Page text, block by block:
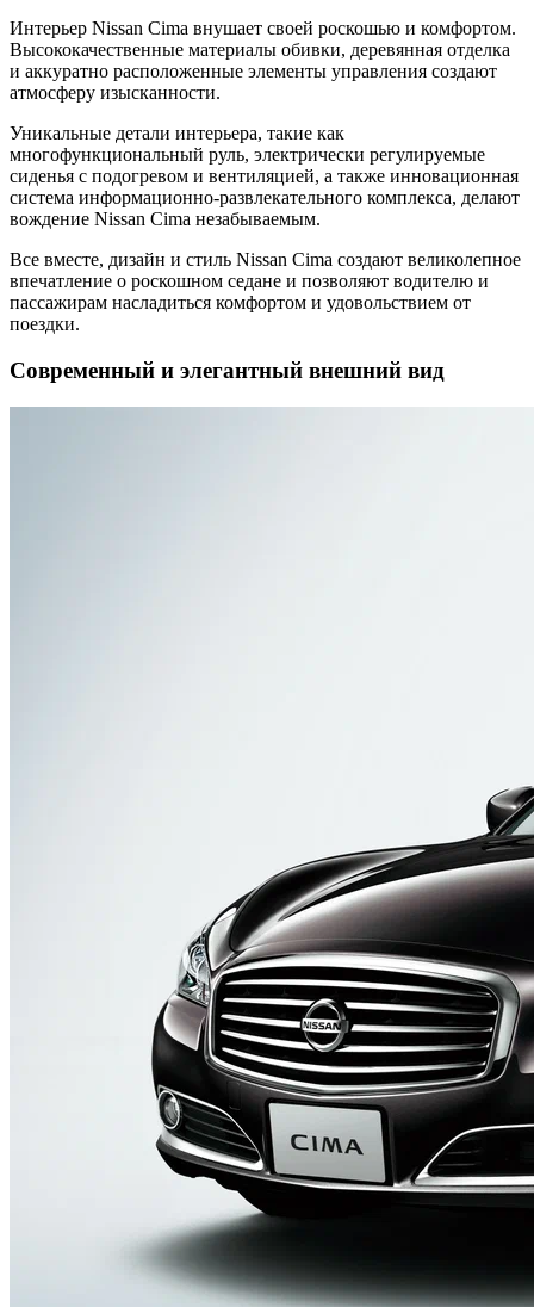
Интерьер Nissan Cima внушает своей роскошью и комфортом.
Высококачественные материалы обивки, деревянная отделка
и аккуратно расположенные элементы управления создают
атмосферу изысканности.
Уникальные детали интерьера, такие как
многофункциональный руль, электрически регулируемые
сиденья с подогревом и вентиляцией, а также инновационная
система информационно-развлекательного комплекса, делают
вождение Nissan Cima незабываемым.
Все вместе, дизайн и стиль Nissan Cima создают великолепное
впечатление о роскошном седане и позволяют водителю и
пассажирам насладиться комфортом и удовольствием от
поездки.
Современный и элегантный внешний вид